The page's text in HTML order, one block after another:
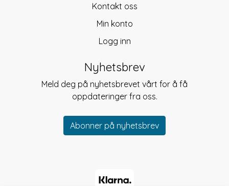
Kontakt oss
Min konto
Logg inn
Nyhetsbrev
Meld deg på nyhetsbrevet vårt for å få
oppdateringer fra oss.
Abonner på nyhetsbrev